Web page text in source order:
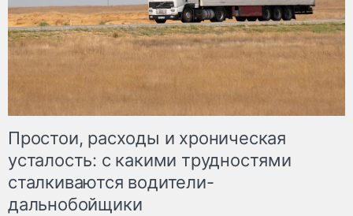
Простои, расходы и хроническая
усталость: с какими трудностями
сталкиваются водители-
дальнобойщики